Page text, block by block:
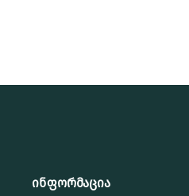
ინფორმაცია